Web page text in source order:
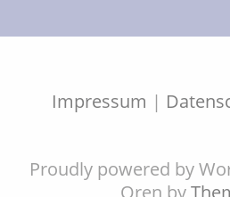
Impressum |
Proudly powered by
Oren by